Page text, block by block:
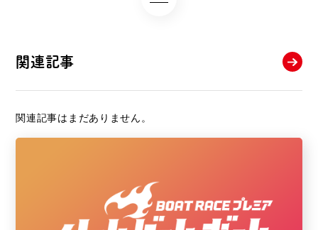
関連記事
関連記事はまだありません。